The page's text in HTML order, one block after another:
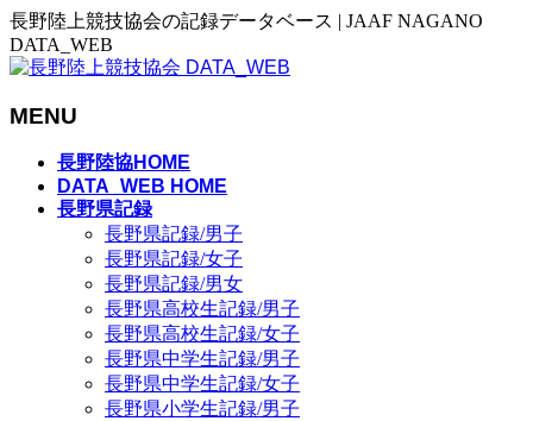
長野陸上競技協会の記録データベース | JAAF NAGANO
DATA_WEB
MENU
長野陸協HOME
DATA_WEB HOME
長野県記録
長野県記録/男子
長野県記録/女子
長野県記録/男女
長野県高校生記録/男子
長野県高校生記録/女子
長野県中学生記録/男子
長野県中学生記録/女子
長野県小学生記録/男子